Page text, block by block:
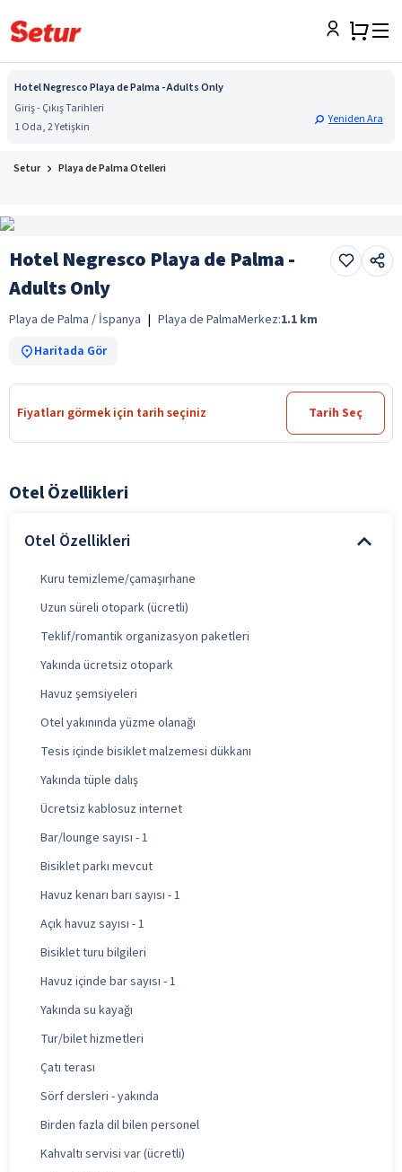
Hotel Negresco Playa de Palma - Adults Only
Giriş - Çıkış Tarihleri
1 Oda, 2 Yetişkin
Yeniden Ara
Setur Playa de Palma Otelleri
Hotel Negresco Playa de Palma -
Adults Only
Playa de Palma / İspanya | Playa de PalmaMerkez:1.1 km
Haritada Gör
Fiyatları görmek için tarih seçiniz Tarih Seç
Otel Özellikleri
Otel Özellikleri
Kuru temizleme/çamaşırhane
Uzun süreli otopark (ücretli)
Teklif/romantik organizasyon paketleri
Yakında ücretsiz otopark
Havuz şemsiyeleri
Otel yakınında yüzme olanağı
Tesis içinde bisiklet malzemesi dükkanı
Yakında tüple dalış
Ücretsiz kablosuz internet
Bar/lounge sayısı - 1
Bisiklet parkı mevcut
Havuz kenarı barı sayısı - 1
Açık havuz sayısı - 1
Bisiklet turu bilgileri
Havuz içinde bar sayısı - 1
Yakında su kayağı
Tur/bilet hizmetleri
Çatı terası
Sörf dersleri - yakında
Birden fazla dil bilen personel
Kahvaltı servisi var (ücretli)